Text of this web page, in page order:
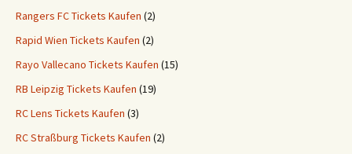
Rangers FC Tickets Kaufen (2)
Rapid Wien Tickets Kaufen (2)
Rayo Vallecano Tickets Kaufen (15)
RB Leipzig Tickets Kaufen (19)
RC Lens Tickets Kaufen (3)
RC Straßburg Tickets Kaufen (2)